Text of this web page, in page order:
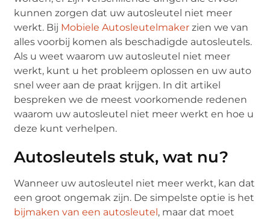
kunnen zorgen dat uw autosleutel niet meer
werkt. Bij Mobiele Autosleutelmaker zien we van
alles voorbij komen als beschadigde autosleutels.
Als u weet waarom uw autosleutel niet meer
werkt, kunt u het probleem oplossen en uw auto
snel weer aan de praat krijgen. In dit artikel
bespreken we de meest voorkomende redenen
waarom uw autosleutel niet meer werkt en hoe u
deze kunt verhelpen.
Autosleutels stuk, wat nu?
Wanneer uw autosleutel niet meer werkt, kan dat
een groot ongemak zijn. De simpelste optie is het
bijmaken van een autosleutel, maar dat moet